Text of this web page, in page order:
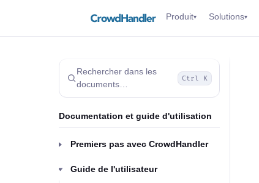
Produit▾ Solutions▾
Rechercher dans les
documents…
Ctrl K
Documentation et guide d'utilisation
Premiers pas avec CrowdHandler
Guide de l'utilisateur